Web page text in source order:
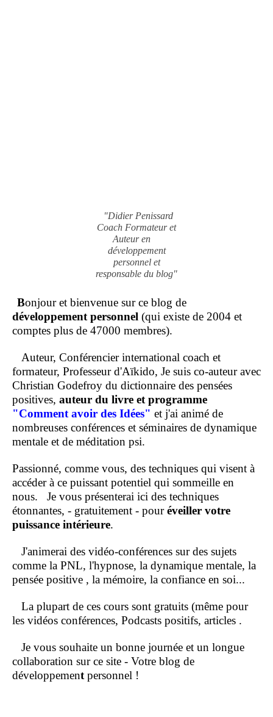
"Didier Penissard
Coach Formateur et
Auteur en
développement
personnel et
responsable du blog"
Bonjour et bienvenue sur ce blog de
développement personnel (qui existe de 2004 et
comptes plus de 47000 membres).
Auteur, Conférencier international coach et
formateur, Professeur d'Aïkido, Je suis co-auteur avec
Christian Godefroy du dictionnaire des pensées
positives, auteur du livre et programme
"Comment avoir des Idées" et j'ai animé de
nombreuses conférences et séminaires de dynamique
mentale et de méditation psi.
Passionné, comme vous, des techniques qui visent à
accéder à ce puissant potentiel qui sommeille en
nous. Je vous présenterai ici des techniques
étonnantes, - gratuitement - pouréveiller votre
puissance intérieure.
J'animerai des vidéo-conférences sur des sujets
comme la PNL, l'hypnose, la dynamique mentale, la
pensée positive , la mémoire, la confiance en soi...
La plupart de ces cours sont gratuits (même pour
les vidéos conférences, Podcasts positifs, articles .
Je vous souhaite un bonne journée et un longue
collaboration sur ce site - Votre blog de
développement personnel !